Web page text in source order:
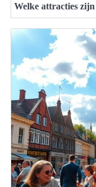
Welke attracties